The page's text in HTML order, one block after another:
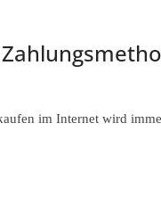
im Internet wird